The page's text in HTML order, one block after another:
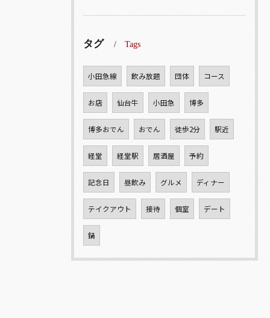
タグ Tags
小田急線 飲み放題 団体 コース
お店 仙台牛 小田急 博多
博多おでん おでん 徒歩2分 駅近
経堂 経堂駅 居酒屋 予約
記念日 昼飲み グルメ ディナー
テイクアウト 接待 個室 デート
鍋